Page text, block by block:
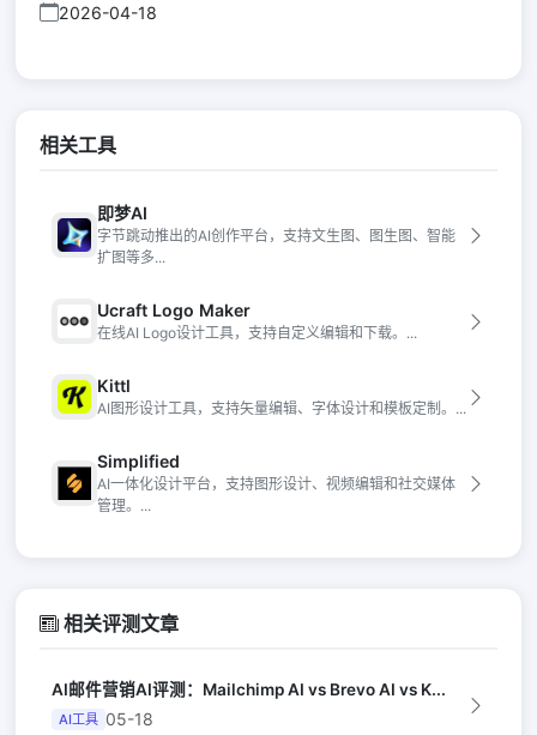
2026-04-18
相关工具
即梦AI
字节跳动推出的AI创作平台，支持文生图、图生图、智能
扩图等多...
Ucraft Logo Maker
在线AI Logo设计工具，支持自定义编辑和下载。...
Kittl
AI图形设计工具，支持矢量编辑、字体设计和模板定制。...
Simplified
AI一体化设计平台，支持图形设计、视频编辑和社交媒体
管理。...
相关评测文章
AI邮件营销AI评测：Mailchimp AI vs Brevo AI vs K...
AI工具 05-18